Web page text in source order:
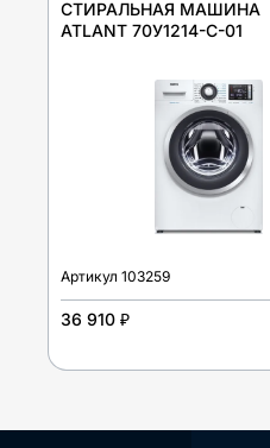
СТИРАЛЬНАЯ МАШИНА
ATLANT 70У1214-С-01
Артикул 103259
36 910 ₽